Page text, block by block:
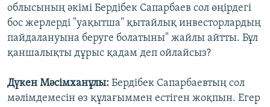
облысының әкімі Бердібек Сапарбаев сол өңірдегі
бос жерлерді "уақытша" қытайлық инвесторлардың
пайдалануына беруге болатыны" жайлы айтты. Бұл
қаншалықты дұрыс қадам деп ойлайсыз?
Дүкен Мәсімханұлы: Бердібек Сапарбаевтың сол
мәлімдемесін өз құлағыммен естіген жоқпын. Егер